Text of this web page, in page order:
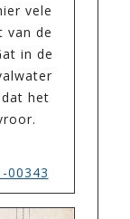
vele
van de
in de
het
00343